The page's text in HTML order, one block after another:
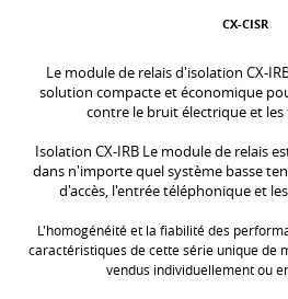
CX-CISR
Le module de relais d'isolation CX-
solution compacte et économique
contre le bruit électrique et
Isolation CX-IRB Le module de relais
dans n'importe quel système basse
d'accès, l'entrée téléphonique et
L'homogénéité et la fiabilité des
caractéristiques de cette série unique de
vendus individuellement ou